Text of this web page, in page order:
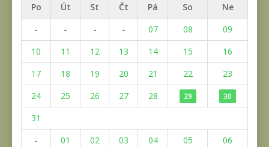
Po Út St Čt Pá So
Ne
-
- - - 07 08
09
10
11 12 13 14 15
16
17
18 19 20 21 22
23
24
25 26 27 28 29 30
31
-
01 02 03 04 05 06